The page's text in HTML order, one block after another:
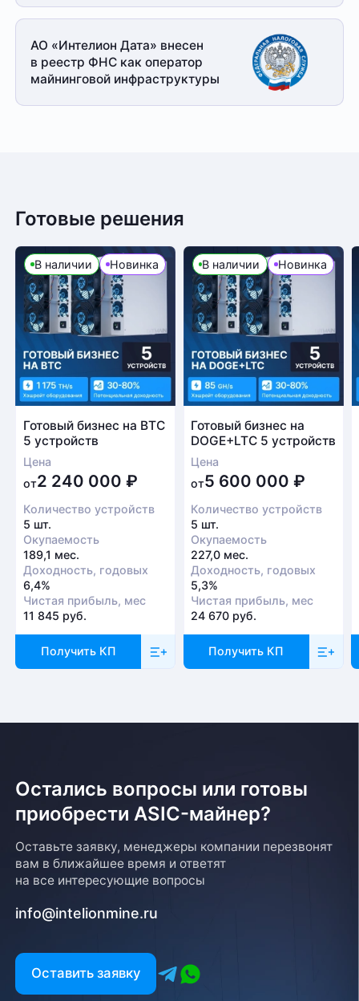
АО «Интелион Дата» внесен
в реестр ФНС как оператор
майнинговой инфраструктуры
Готовые решения
В наличии Новинка
Готовый бизнес на BTC
5 устройств
Цена
от2 240 000 ₽
Количество устройств
5 шт.
Окупаемость
189,1 мес.
Доходность, годовых
6,4%
Чистая прибыль, мес
11 845 руб.
Получить КП
В наличии Новинка
Готовый бизнес на
DOGE+LTC 5 устройств
Цена
от5 600 000₽
Количество устройств
5 шт.
Окупаемость
227,0 мес.
Доходность, годовых
5,3%
Чистая прибыль, мес
24 670 руб.
Получить КП
Остались вопросы или готовы
приобрести ASIC-майнер?
Оставьте заявку, менеджеры компании перезвонят
вам в ближайшее время и ответят
на все интересующие вопросы
info@intelionmine.ru
Оставить заявку